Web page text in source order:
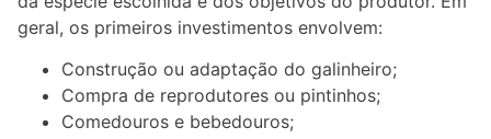
geral, os primeiros investimentos envolvem:
Construção ou adaptação do galinheiro;
Compra de reprodutores ou pintinhos;
Comedouros e bebedouros;